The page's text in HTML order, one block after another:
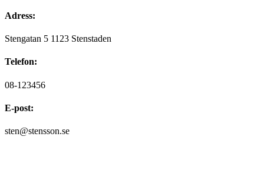
Adress:
Stengatan 5 1123 Stenstaden
Telefon:
08-123456
E-post:
sten@stensson.se